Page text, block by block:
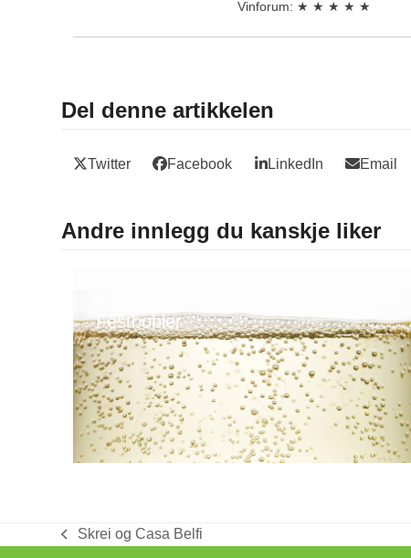
Vinforum: ★ ★ ★ ★ ★
Del denne artikkelen
Twitter Facebook LinkedIn Email
Andre innlegg du kanskje liker
Festbobler
previous
Skrei og Casa Belfi